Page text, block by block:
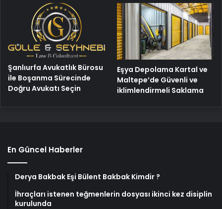
Şanlıurfa Avukatlık Bürosu
ile Boşanma Sürecinde
Doğru Avukatı Seçin
Eşya Depolama Kartal ve
Maltepe’de Güvenli ve
iklimlendirmeli Saklama
En Güncel Haberler
Derya Bakbak Eşi Bülent Bakbak Kimdir ?
İhraçları istenen teğmenlerin dosyası ikinci kez disiplin
kurulunda